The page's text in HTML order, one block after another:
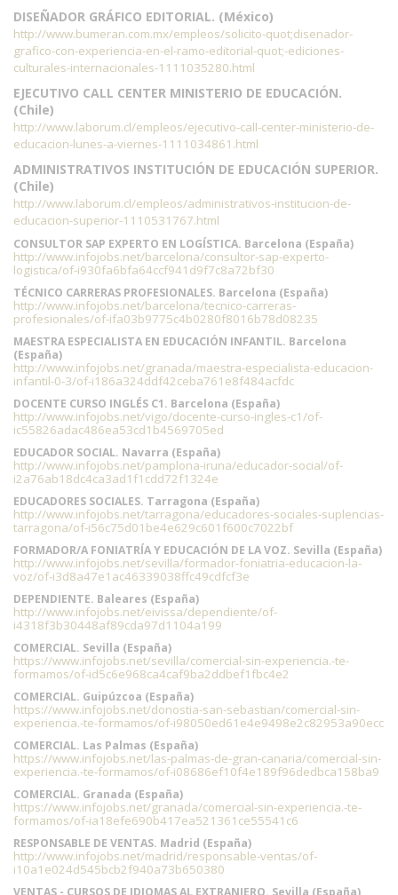
DISEÑADOR GRÁFICO EDITORIAL. (México)
http://www.bumeran.com.mx/empleos/solicito-quot;disenador-
grafico-con-experiencia-en-el-ramo-editorial-quot;-ediciones-
culturales-internacionales-1111035280.html
EJECUTIVO CALL CENTER MINISTERIO DE EDUCACIÓN.
(Chile)
http://www.laborum.cl/empleos/ejecutivo-call-center-ministerio-de-
educacion-lunes-a-viernes-1111034861.html
ADMINISTRATIVOS INSTITUCIÓN DE EDUCACIÓN SUPERIOR.
(Chile)
http://www.laborum.cl/empleos/administrativos-institucion-de-
educacion-superior-1110531767.html
CONSULTOR SAP EXPERTO EN LOGÍSTICA. Barcelona (España)
http://www.infojobs.net/barcelona/consultor-sap-experto-
logistica/of-i930fa6bfa64ccf941d9f7c8a72bf30
TÉCNICO CARRERAS PROFESIONALES. Barcelona (España)
http://www.infojobs.net/barcelona/tecnico-carreras-
profesionales/of-ifa03b9775c4b0280f8016b78d08235
MAESTRA ESPECIALISTA EN EDUCACIÓN INFANTIL. Barcelona
(España)
http://www.infojobs.net/granada/maestra-especialista-educacion-
infantil-0-3/of-i186a324ddf42ceba761e8f484acfdc
DOCENTE CURSO INGLÉS C1. Barcelona (España)
http://www.infojobs.net/vigo/docente-curso-ingles-c1/of-
ic55826adac486ea53cd1b4569705ed
EDUCADOR SOCIAL. Navarra (España)
http://www.infojobs.net/pamplona-iruna/educador-social/of-
i2a76ab18dc4ca3ad1f1cdd72f1324e
EDUCADORES SOCIALES. Tarragona (España)
http://www.infojobs.net/tarragona/educadores-sociales-suplencias-
tarragona/of-i56c75d01be4e629c601f600c7022bf
FORMADOR/A FONIATRÍA Y EDUCACIÓN DE LA VOZ. Sevilla (España)
http://www.infojobs.net/sevilla/formador-foniatria-educacion-la-
voz/of-i3d8a47e1ac46339038ffc49cdfcf3e
DEPENDIENTE. Baleares (España)
http://www.infojobs.net/eivissa/dependiente/of-
i4318f3b30448af89cda97d1104a199
COMERCIAL. Sevilla (España)
https://www.infojobs.net/sevilla/comercial-sin-experiencia.-te-
formamos/of-id5c6e968ca4caf9ba2ddbef1fbc4e2
COMERCIAL. Guipúzcoa (España)
https://www.infojobs.net/donostia-san-sebastian/comercial-sin-
experiencia.-te-formamos/of-i98050ed61e4e9498e2c82953a90ecc
COMERCIAL. Las Palmas (España)
https://www.infojobs.net/las-palmas-de-gran-canaria/comercial-sin-
experiencia.-te-formamos/of-i08686ef10f4e189f96dedbca158ba9
COMERCIAL. Granada (España)
https://www.infojobs.net/granada/comercial-sin-experiencia.-te-
formamos/of-ia18efe690b417ea521361ce55541c6
RESPONSABLE DE VENTAS. Madrid (España)
http://www.infojobs.net/madrid/responsable-ventas/of-
i10a1e024d545bcb2f940a73b650380
VENTAS - CURSOS DE IDIOMAS AL EXTRANJERO. Sevilla (España)